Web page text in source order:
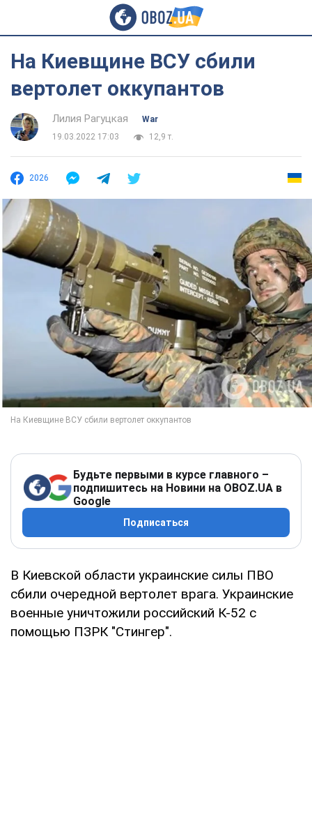
На Киевщине ВСУ сбили
вертолет оккупантов
Лилия Рагуцкая
War
19.03.2022 17:03
12,9 т.
2026
Будьте первыми в курсе главного –
подпишитесь на Новини на OBOZ.UA в
Google
Подписаться
В Киевской области украинские силы ПВО
сбили очередной вертолет врага. Украинские
военные уничтожили российский К-52 с
помощью ПЗРК "Стингер".